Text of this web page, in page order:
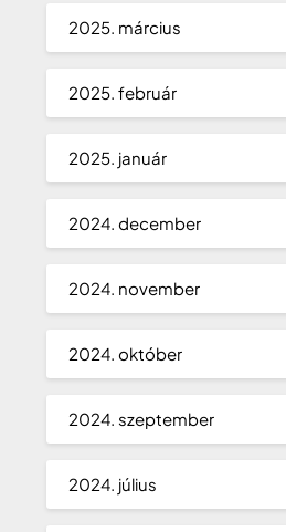
2025. március
2025. február
2025. január
2024. december
2024. november
2024. október
2024. szeptember
2024. július